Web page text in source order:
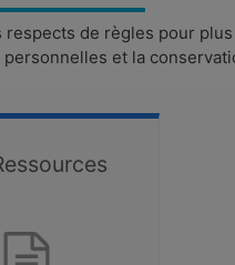
de règles pour
et la